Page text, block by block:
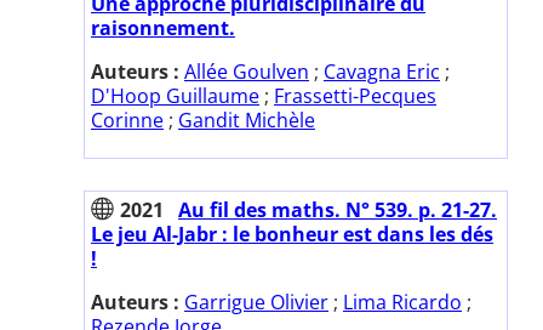
raisonnement.
Auteurs : Allée Goulven ; Cavagna Eric ;
D'Hoop Guillaume ; Frassetti-Pecques
Corinne ; Gandit Michèle
2021
Au fil des maths. N° 539. p. 21-27.
Le jeu Al-Jabr : le bonheur est dans les dés
!
Auteurs : Garrigue Olivier ; Lima Ricardo ;